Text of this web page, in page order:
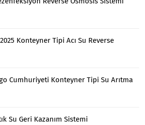
Konteyner Tipi Acı Su Reverse
Cumhuriyeti Konteyner Tipi Su Arıtma
Su Geri Kazanım Sistemi